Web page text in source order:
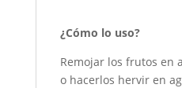
¿Cómo lo uso?
Remojar los frutos en
o hacerlos hervir en